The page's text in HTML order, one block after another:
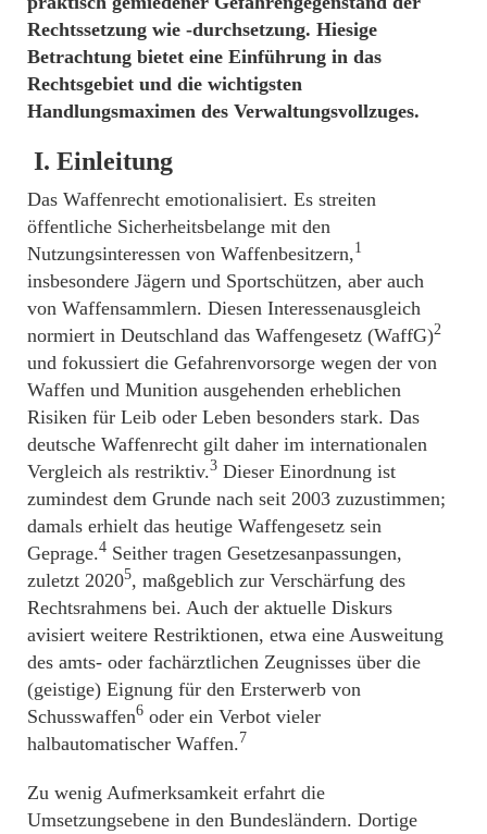
Rechtssetzung wie -durchsetzung. Hiesige
Betrachtung bietet eine Einführung in das
Rechtsgebiet und die wichtigsten
Handlungsmaximen des Verwaltungsvollzuges.
I. Einleitung
Das Waffenrecht emotionalisiert. Es streiten
öffentliche Sicherheitsbelange mit den
Nutzungsinteressen von Waffenbesitzern, 1
insbesondere Jägern und Sportschützen, aber auch
von Waffensammlern. Diesen Interessenausgleich
normiert in Deutschland das Waffengesetz (WaffG)2
und fokussiert die Gefahrenvorsorge wegen der von
Waffen und Munition ausgehenden erheblichen
Risiken für Leib oder Leben besonders stark. Das
deutsche Waffenrecht gilt daher im internationalen
Vergleich als restriktiv.3 Dieser Einordnung ist
zumindest dem Grunde nach seit 2003 zuzustimmen;
damals erhielt das heutige Waffengesetz sein
Geprage.4 Seither tragen Gesetzesanpassungen,
zuletzt 20205, maßgeblich zur Verschärfung des
Rechtsrahmens bei. Auch der aktuelle Diskurs
avisiert weitere Restriktionen, etwa eine Ausweitung
des amts- oder fachärztlichen Zeugnisses über die
(geistige) Eignung für den Ersterwerb von
Schusswaffen6 oder ein Verbot vieler
halbautomatischer Waffen.7
Zu wenig Aufmerksamkeit erfahrt die
Umsetzungsebene in den Bundesländern. Dortige